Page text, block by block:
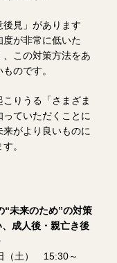
見」があります
が非常に低いた
この対策方法をあ
のです。
りうる「さまざま
ていただくことに
がより良いものに
。
“未来のため”の対策
成人後・親亡き後
土） 15:30～